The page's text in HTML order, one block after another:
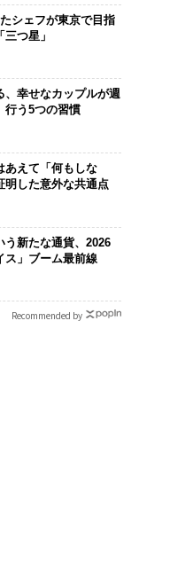
シェフが東京で目指
つ星」
、幸せなカップルが週
行う5つの習慣
あえて「何もしな
明した意外な共通点
う新たな通貨、2026
ス」ブーム最前線
Recommended by